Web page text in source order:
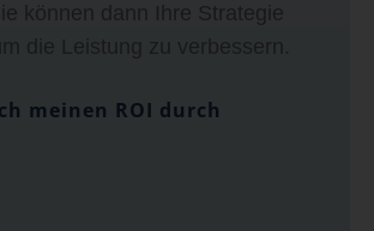
können dann Ihre Strategie
die Leistung zu verbessern.
meinen ROI durch